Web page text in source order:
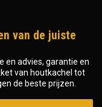
van de juiste
en advies, garantie en
van houtkachel tot
de beste prijzen.